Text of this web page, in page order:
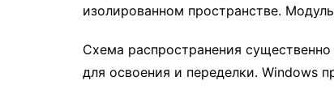
изолированном пространстве.
Схема распространения
для освоения и переделки. Windows